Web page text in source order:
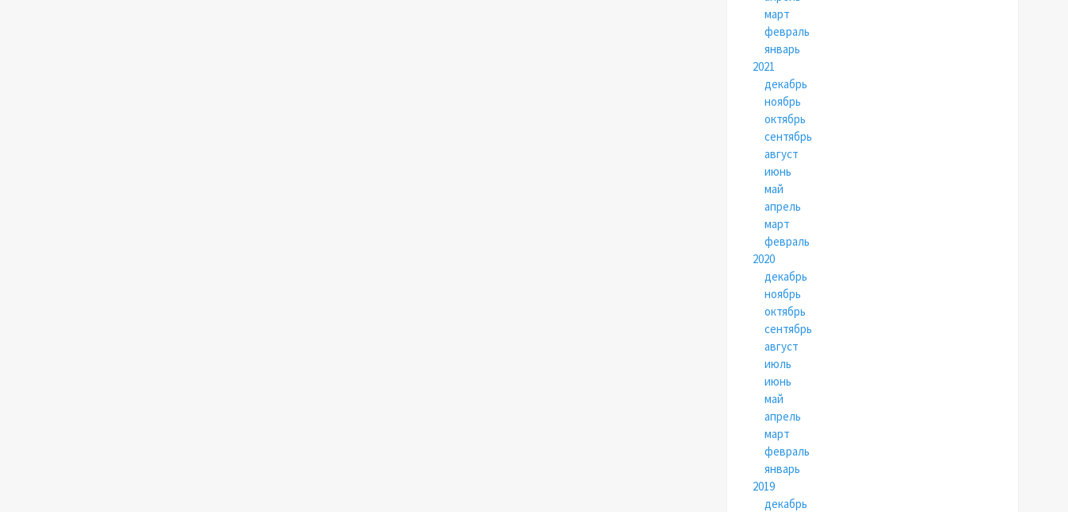
март
февраль
январь
2021
декабрь
ноябрь
октябрь
сентябрь
август
июнь
май
апрель
март
февраль
2020
декабрь
ноябрь
октябрь
сентябрь
август
июль
июнь
май
апрель
март
февраль
январь
2019
декабрь